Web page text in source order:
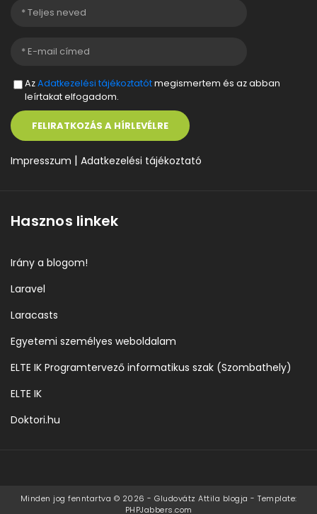
AzAdatkezelési tájékoztatótmegismertem és az abban
leírtakat elfogadom.
FELIRATKOZÁS A HÍRLEVÉLRE
Impresszum | Adatkezelési tájékoztató
Hasznos linkek
Irány a blogom!
Laravel
Laracasts
Egyetemi személyes weboldalam
ELTE IK Programtervező informatikus szak (Szombathely)
ELTE IK
Doktori.hu
Minden jog fenntartva © 2026 - Gludovátz Attila blogja - Template:
PHPJabbers.com